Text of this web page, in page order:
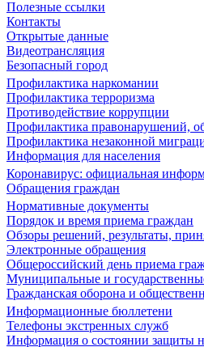
Полезные ссылки
Контакты
Открытые данные
Видеотрансляция
Безопасный город
Профилактика наркомании
Профилактика терроризма
Противодействие коррупции
Профилактика правонарушений,
Профилактика незаконной
Информация для населения
Коронавирус: официальная
Обращения граждан
Нормативные документы
Порядок и время приема граждан
Обзоры решений, результаты,
Электронные обращения
Общероссийский день приема
Муниципальные и
Гражданская оборона и
Информационные бюллетени
Телефоны экстренных служб
Информация о состоянии защиты